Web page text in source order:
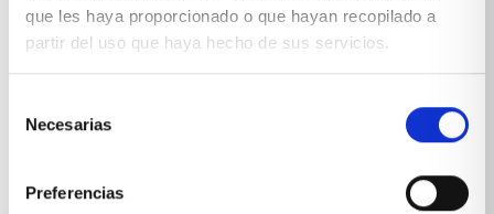
que les haya proporcionado o que hayan recopilado a
partir del uso que haya hecho de sus servicios.
Necesarias
Preferencias
Reseñas Google